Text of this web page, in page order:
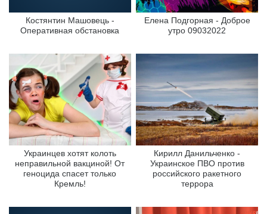
Костянтин Машовець -
Оперативная обстановка
Елена Подгорная - Доброе
утро 09032022
Украинцев хотят колоть
неправильной вакциной! От
геноцида спасет только
Кремль!
Кирилл Данильченко -
Украинское ПВО против
российского ракетного
террора